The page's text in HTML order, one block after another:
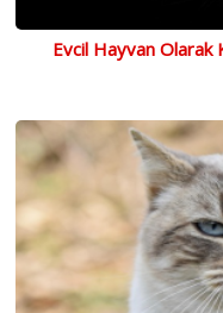
Evcil Hayvan Olarak